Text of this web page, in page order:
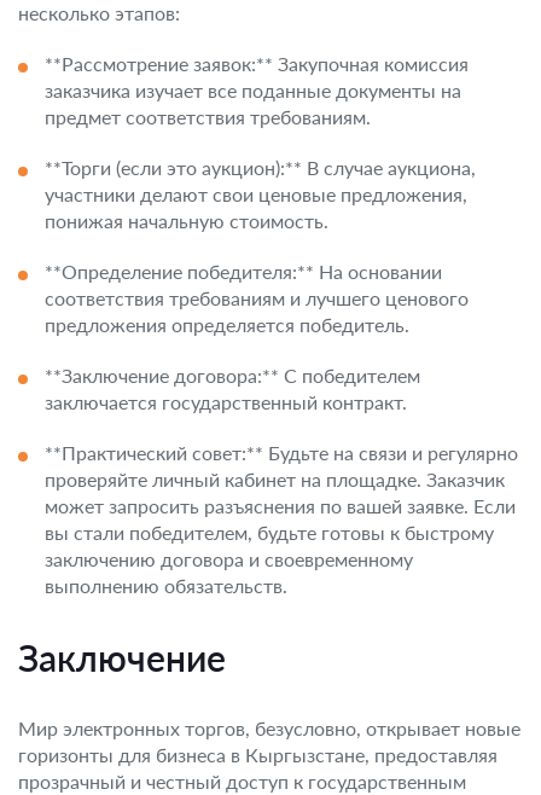
несколько этапов:
**Рассмотрение заявок:** Закупочная комиссия
заказчика изучает все поданные документы на
предмет соответствия требованиям.
**Торги (если это аукцион):** В случае аукциона,
участники делают свои ценовые предложения,
понижая начальную стоимость.
**Определение победителя:** На основании
соответствия требованиям и лучшего ценового
предложения определяется победитель.
**Заключение договора:** С победителем
заключается государственный контракт.
**Практический совет:** Будьте на связи и регулярно
проверяйте личный кабинет на площадке. Заказчик
может запросить разъяснения по вашей заявке. Если
вы стали победителем, будьте готовы к быстрому
заключению договора и своевременному
выполнению обязательств.
Заключение
Мир электронных торгов, безусловно, открывает новые
горизонты для бизнеса в Кыргызстане, предоставляя
прозрачный и честный доступ к государственным